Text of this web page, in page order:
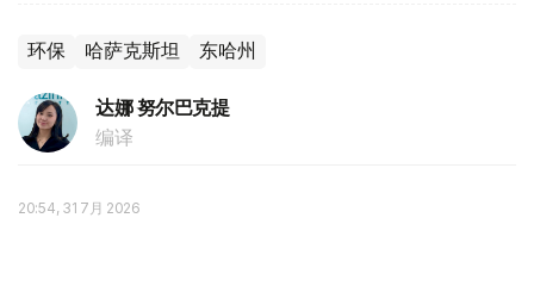
环保 哈萨克斯坦 东哈州
达娜 努尔巴克提
编译
20:54, 31 7月 2026